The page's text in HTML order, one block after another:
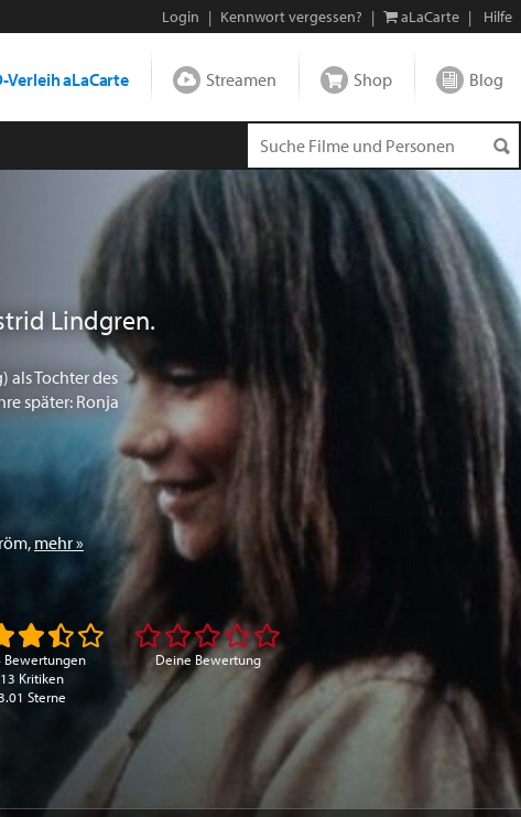
Login | Kennwort vergessen? | aLaCarte | Hilfe
Verleih aLaCarte Streamen Shop Blog
Lindgren.
Tochter des
später: Ronja
,mehr »
Bewertungen
13 Kritiken
Sterne
Deine Bewertung